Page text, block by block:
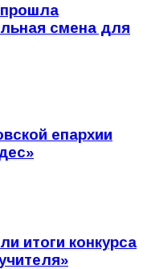
смена для
епархии
итоги конкурса